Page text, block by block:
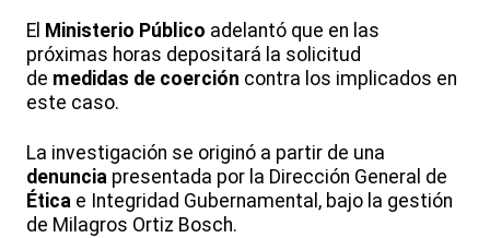
El Ministerio Público adelantó que en las
próximas horas depositará la solicitud
de medidas de coerción contra los implicados en
este caso.
La investigación se originó a partir de una
denuncia presentada por la Dirección General de
Ética e Integridad Gubernamental , bajo la gestión
de Milagros Ortiz Bosch.